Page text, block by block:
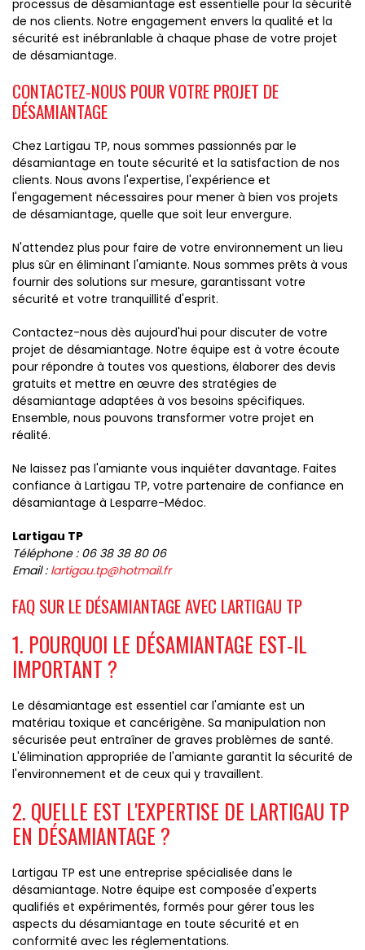
processus de désamiantage est essentielle pour la sécurité
de nos clients. Notre engagement envers la qualité et la
sécurité est inébranlable à chaque phase de votre projet
de désamiantage.
CONTACTEZ-NOUS POUR VOTRE PROJET DE
DÉSAMIANTAGE
Chez Lartigau TP, nous sommes passionnés par le
désamiantage en toute sécurité et la satisfaction de nos
clients. Nous avons l'expertise, l'expérience et
l'engagement nécessaires pour mener à bien vos projets
de désamiantage, quelle que soit leur envergure.
N'attendez plus pour faire de votre environnement un lieu
plus sûr en éliminant l'amiante. Nous sommes prêts à vous
fournir des solutions sur mesure, garantissant votre
sécurité et votre tranquillité d'esprit.
Contactez-nous dès aujourd'hui pour discuter de votre
projet de désamiantage. Notre équipe est à votre écoute
pour répondre à toutes vos questions, élaborer des devis
gratuits et mettre en œuvre des stratégies de
désamiantage adaptées à vos besoins spécifiques.
Ensemble, nous pouvons transformer votre projet en
réalité.
Ne laissez pas l'amiante vous inquiéter davantage. Faites
confiance à Lartigau TP, votre partenaire de confiance en
désamiantage à Lesparre-Médoc.
Lartigau TP
Téléphone : 06 38 38 80 06
Email : lartigau.tp@hotmail.fr
FAQ SUR LE DÉSAMIANTAGE AVEC LARTIGAU TP
1. POURQUOI LE DÉSAMIANTAGE EST-IL
IMPORTANT ?
Le désamiantage est essentiel car l'amiante est un
matériau toxique et cancérigène. Sa manipulation non
sécurisée peut entraîner de graves problèmes de santé.
L'élimination appropriée de l'amiante garantit la sécurité de
l'environnement et de ceux qui y travaillent.
2. QUELLE EST L'EXPERTISE DE LARTIGAU TP
EN DÉSAMIANTAGE ?
Lartigau TP est une entreprise spécialisée dans le
désamiantage. Notre équipe est composée d'experts
qualifiés et expérimentés, formés pour gérer tous les
aspects du désamiantage en toute sécurité et en
conformité avec les réglementations.